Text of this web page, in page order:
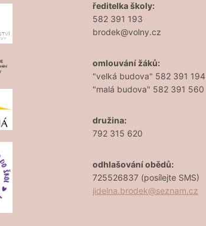
ředitelka školy:
582 391 193
brodek@volny.cz
omlouvání žáků:
"velká budova" 582 391 194
"malá budova" 582 391 560
družina:
792 315 620
odhlašování obědů:
725526837 (posílejte SMS)
jidelna.brodek@seznam.cz